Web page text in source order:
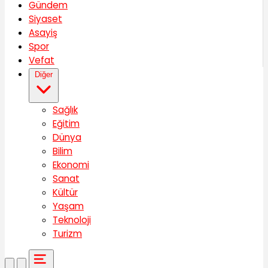
Gündem
Siyaset
Asayiş
Spor
Vefat
Diğer
Sağlık
Eğitim
Dünya
Bilim
Ekonomi
Sanat
Kültür
Yaşam
Teknoloji
Turizm